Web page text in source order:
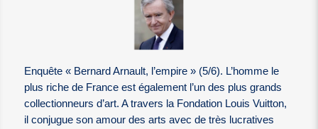
Enquête « Bernard Arnault, l’empire » (5/6). L’homme le
plus riche de France est également l’un des plus grands
collectionneurs d’art. A travers la Fondation Louis Vuitton,
il conjugue son amour des arts avec de très lucratives